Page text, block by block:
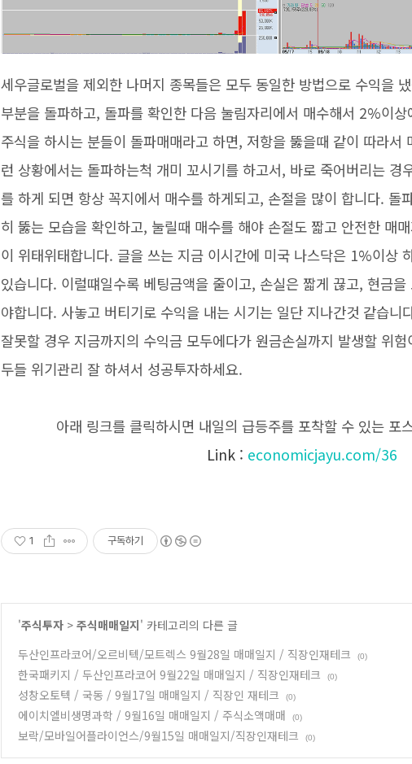
세우글로벌을 제외한 나머지 종목들은 모두 동일한 방법으로 수익을
부분을 돌파하고, 돌파를 확인한 다음 눌림자리에서 매수해서 2%이
주식을 하시는 분들이 돌파매매라고 하면, 저항을 뚫을때 같이 따라서
런 상황에서는 돌파하는척 개미 꼬시기를 하고서, 바로 죽어버리는 경
를 하게 되면 항상 꼭지에서 매수를 하게되고, 손절을 많이 합니다. 돌
히 뚫는 모습을 확인하고, 눌릴때 매수를 해야 손절도 짧고 안전한 매
이 위태위태합니다. 글을 쓰는 지금 이시간에 미국 나스닥은 1%이상
있습니다. 이럴떄일수록 베팅금액을 줄이고, 손실은 짧게 끊고, 현금
야합니다. 사놓고 버티기로 수익을 내는 시기는 일단 지나간것 같습니
잘못할 경우 지금까지의 수익금 모두에다가 원금손실까지 발생할 위
두들 위기관리 잘 하셔서 성공투자하세요.
아래 링크를 클릭하시면 내일의 급등주를 포착할 수 있는 포
Link : economicjayu.com/36
1 구독하기
'주식투자 > 주식매매일지' 카테고리의 다른 글
두산인프라코어/오르비텍/모트렉스 9월28일 매매일지 / 직장인재테크
(0)
한국패키지 / 두산인프라코어 9월22일 매매일지 / 직장인재테크 (0)
성창오토텍 / 국동 / 9월17일 매매일지 / 직장인 재테크 (0)
에이치엘비생명과학 / 9월16일 매매일지 / 주식소액매매 (0)
보락/모바일어플라이언스/9월15일 매매일지/직장인재테크 (0)